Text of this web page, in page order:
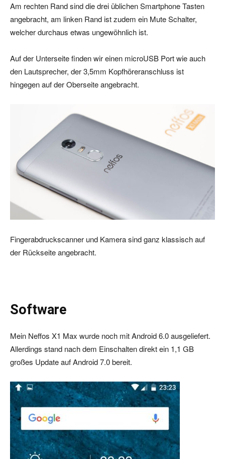
Am rechten Rand sind die drei üblichen Smartphone Tasten
angebracht, am linken Rand ist zudem ein Mute Schalter,
welcher durchaus etwas ungewöhnlich ist.
Auf der Unterseite finden wir einen microUSB Port wie auch
den Lautsprecher, der 3,5mm Kopfhöreranschluss ist
hingegen auf der Oberseite angebracht.
Fingerabdruckscanner und Kamera sind ganz klassisch auf
der Rückseite angebracht.
Software
Mein Neffos X1 Max wurde noch mit Android 6.0 ausgeliefert.
Allerdings stand nach dem Einschalten direkt ein 1,1 GB
großes Update auf Android 7.0 bereit.